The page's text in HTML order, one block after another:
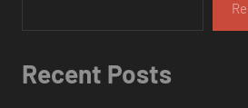
Recent Posts